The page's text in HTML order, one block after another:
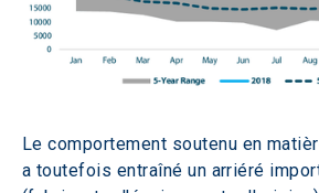
Le comportement soutenu en
a toutefois entraîné un arriéré